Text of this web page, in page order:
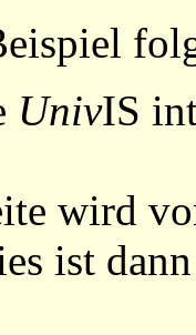
UnivIS
wird
ist